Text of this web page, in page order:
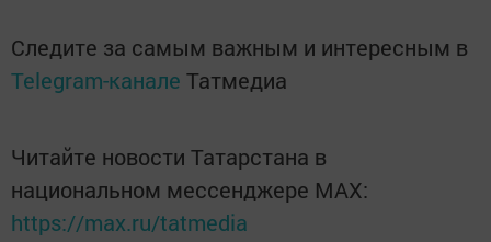
Следите за самым важным и интересным в
Telegram-канале Татмедиа
Читайте новости Татарстана в
национальном мессенджере MАХ:
https://max.ru/tatmedia